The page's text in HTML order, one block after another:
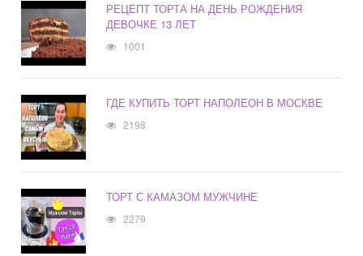
РЕЦЕПТ ТОРТА НА ДЕНЬ РОЖДЕНИЯ
ДЕВОЧКЕ 13 ЛЕТ
1001
ГДЕ КУПИТЬ ТОРТ НАПОЛЕОН В МОСКВЕ
2198
ТОРТ С КАМАЗОМ МУЖЧИНЕ
2279